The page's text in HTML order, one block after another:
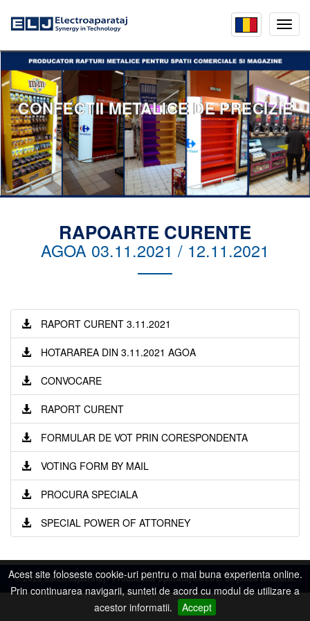
Acest site foloseste cookie-uri pentru o mai buna experienta online.
Prin continuarea navigarii, sunteti de acord cu modul de utilizare a
acestor informatii.
Accept
menu
CONFECTII METALICE DE PRECIZIE
RAPOARTE CURENTE
AGOA 03.11.2021 / 12.11.2021
RAPORT CURENT 3.11.2021
HOTARAREA DIN 3.11.2021 AGOA
CONVOCARE
RAPORT CURENT
FORMULAR DE VOT PRIN CORESPONDENTA
VOTING FORM BY MAIL
PROCURA SPECIALA
SPECIAL POWER OF ATTORNEY
©2026 Electroaparataj - Producator aparataj electric de joasa tensiune.